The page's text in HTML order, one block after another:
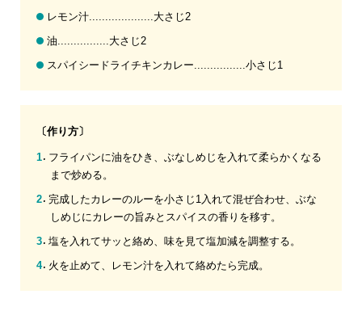
レモン汁....................大さじ2
油................大さじ2
スパイシードライチキンカレー................小さじ1
〔作り方〕
フライパンに油をひき、ぶなしめじを入れて柔らかくなる
まで炒める。
完成したカレーのルーを小さじ1入れて混ぜ合わせ、ぶな
しめじにカレーの旨みとスパイスの香りを移す。
塩を入れてサッと絡め、味を見て塩加減を調整する。
火を止めて、レモン汁を入れて絡めたら完成。